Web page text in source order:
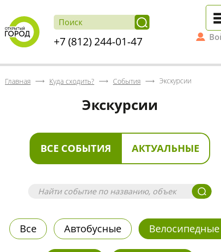
+7 (812) 244-01-47
Главная Куда сходить? События Экскурсии
Экскурсии
ВСЕ СОБЫТИЯ АКТУАЛЬНЫЕ
Все Автобусные Велосипедные